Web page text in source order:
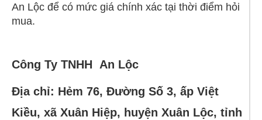
An Lộc để có mức giá chính xác tại thời điểm hỏi
mua.
Công Ty TNHH An Lộc
Địa chỉ: Hẻm 76, Đường Số 3, ấp Việt
Kiều, xã Xuân Hiệp, huyện Xuân Lộc, tỉnh